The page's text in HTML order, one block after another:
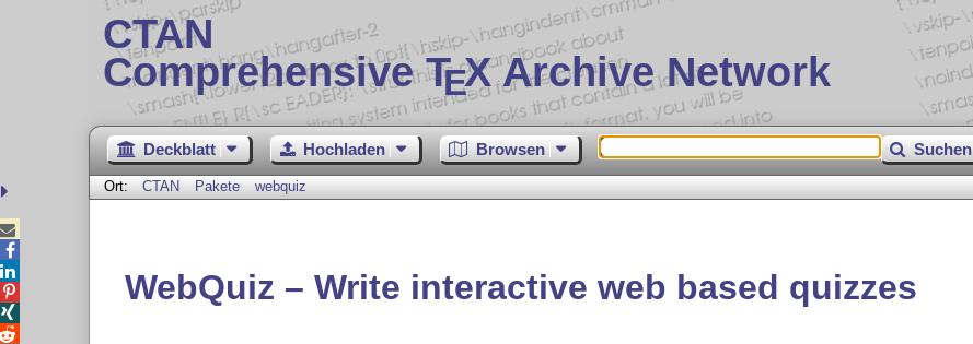
CTAN
Comprehensive TEX Archive Network
Deckblatt Hochladen Browsen Suchen
Ort: CTAN Pakete webquiz
WebQuiz – Write interactive web based quizzes



